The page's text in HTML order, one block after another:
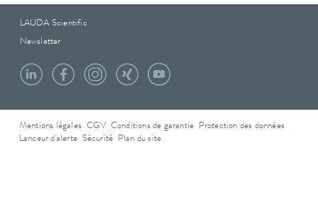
LAUDA Scientific
Newsletter
Mentions légales CGV Conditions de garantie
Protection des données
Lanceur d'alerte Sécurité Plan du site